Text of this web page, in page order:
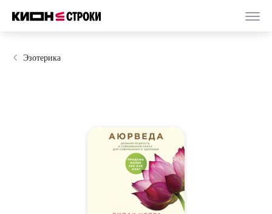
Эзотерика